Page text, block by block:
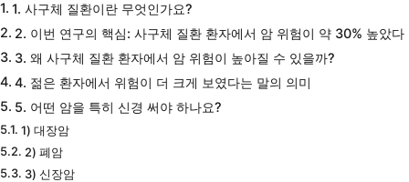
1. 사구체 질환이란 무엇인가요?
2. 이번 연구의 핵심: 사구체 질환 환자에서 암 위험이 약 30% 높았다
3. 왜 사구체 질환 환자에서 암 위험이 높아질 수 있을까?
4. 젊은 환자에서 위험이 더 크게 보였다는 말의 의미
5. 어떤 암을 특히 신경 써야 하나요?
1) 대장암
2) 폐암
3) 신장암